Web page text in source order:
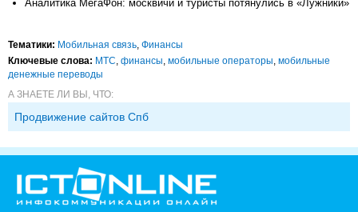
Аналитика МегаФон: москвичи и туристы потянулись в «Лужники»
Тематики: Мобильная связь, Финансы
Ключевые слова: МТС, финансы, мобильные операторы, мобильные
денежные переводы
А ЗНАЕТЕ ЛИ ВЫ, ЧТО:
Продвижение сайтов Спб